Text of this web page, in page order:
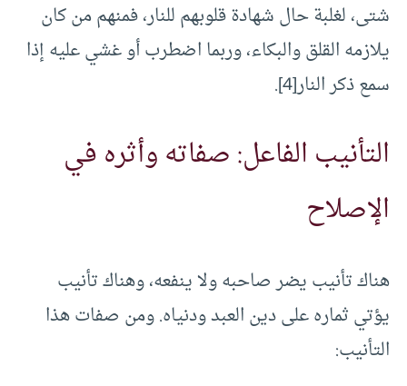
شتى، لغلبة حال شهادة قلوبهم للنار، فمنهم من كان
يلازمه القلق والبكاء، وربما اضطرب أو غشي عليه إذا
سمع ذكر النار[4].
التأنيب الفاعل: صفاته وأثره في
الإصلاح
هناك تأنيب يضر صاحبه ولا ينفعه، وهناك تأنيب
يؤتي ثماره على دين العبد ودنياه. ومن صفات هذا
التأنيب: